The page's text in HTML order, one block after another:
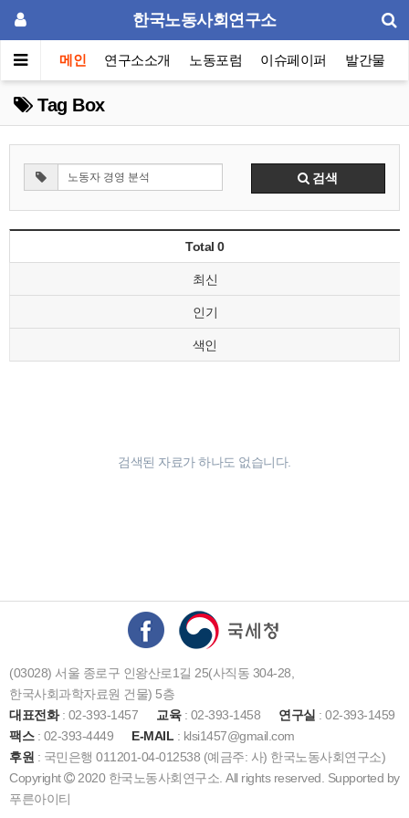
한국노동사회연구소
메인 연구소소개 노동포럼 이슈페이퍼 발간물
Tag Box
검색
Total 0
최신
인기
색인
검색된 자료가 하나도 없습니다.
(03028) 서울 종로구 인왕산로1길 25(사직동 304-28,
한국사회과학자료원 건물) 5층
대표전화: 02-393-1457 교육: 02-393-1458 연구실 : 02-393-1459
팩스: 02-393-4449 E-MAIL : klsi1457@gmail.com
후원 : 국민은행 011201-04-012538 (예금주: 사) 한국노동사회연구소)
Copyright
2020 한국노동사회연구소. All rights reserved. Supported by
푸른아이티